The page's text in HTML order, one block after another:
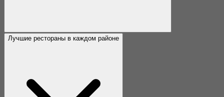
Лучшие рестораны в каждом районе